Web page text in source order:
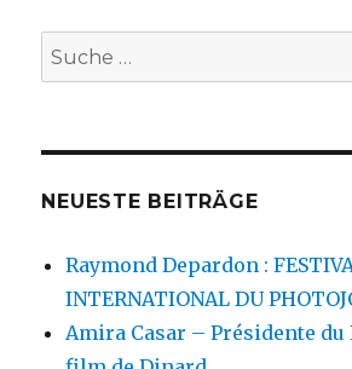
Suche
nach:
NEUESTE BEITRÄGE
Raymond Depardon :
INTERNATIONAL DU
Amira Casar – Présidente du